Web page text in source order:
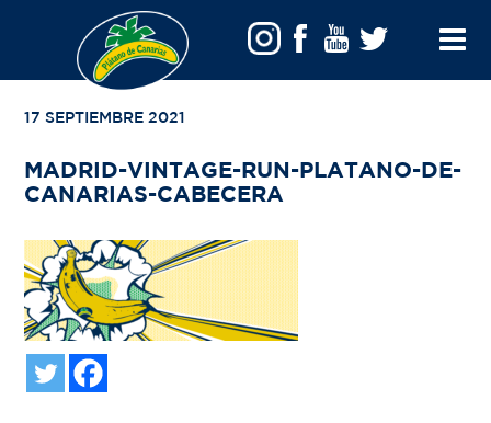
Menu
VOLVER A TU BÚSQUEDA
17 SEPTIEMBRE 2021
MADRID-VINTAGE-RUN-PLATANO-DE-
CANARIAS-CABECERA